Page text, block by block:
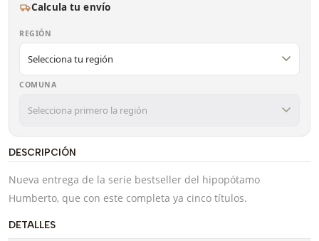
Calcula tu envío
REGIÓN
COMUNA
DESCRIPCIÓN
Nueva entrega de la serie bestseller del hipopótamo
Humberto, que con este completa ya cinco títulos.
DETALLES